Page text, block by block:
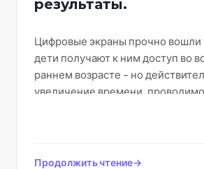
результаты.
Цифровые экраны прочно вошли
дети получают к ним доступ во
раннем возрасте – но
увеличение времени,
Продолжить чтение